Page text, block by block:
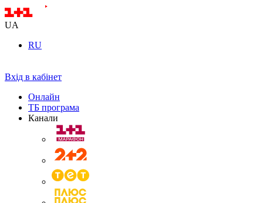
UA
RU
Вхід в кабінет
Онлайн
ТБ програма
Канали